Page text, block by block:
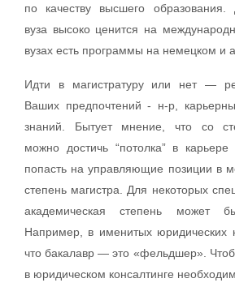
по качеству высшего образования.
вуза высоко ценится на
вузах есть программы на немецком и
Идти в магистратуру или нет —
Ваших предпочтений - н-р,
знаний. Бытует мнение, что со
можно достичь “потолка” в
попасть на управляющие позиции в
степень магистра. Для некоторых
академическая степень может
Например, в именитых юридических
что бакалавр — это «фельдшер».
в юридическом консалтинге